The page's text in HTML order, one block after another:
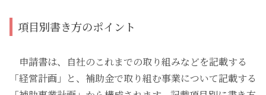
項目別書き方のポイント
申請書は、自社のこれまでの取り組みなどを記載する
「経営計画」と、補助金で取り組む事業について記載する